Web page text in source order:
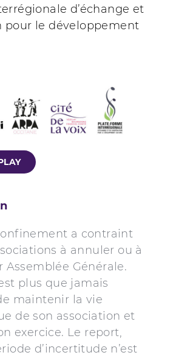
d’échange et
pour le développement
a contraint
à annuler ou à
Assemblée Générale.
plus que jamais
maintenir la vie
de son association et
exercice. Le report,
d’incertitude n’est